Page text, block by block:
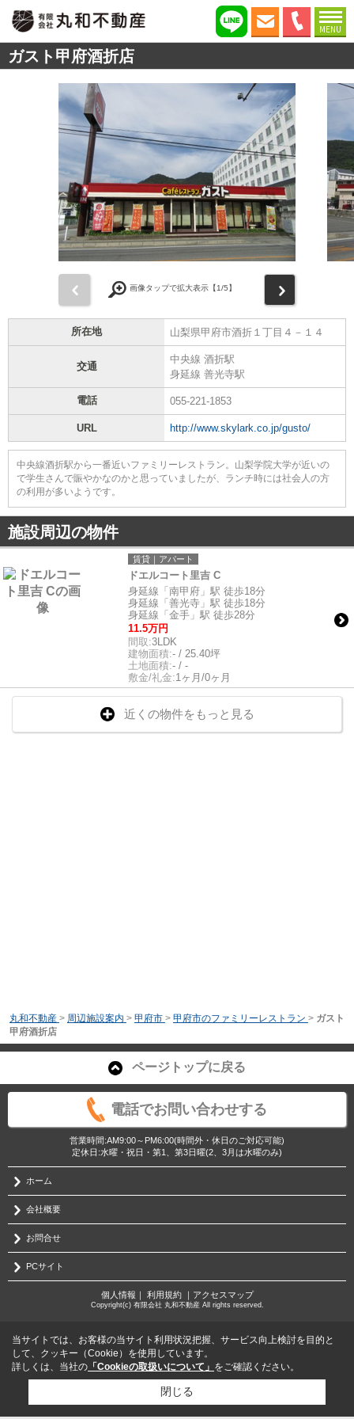
MENU
ガスト甲府酒折店
画像タップで拡大表示【1/5】
所在地 山梨県甲府市酒折１丁目４－１４
交通
中央線 酒折駅
身延線 善光寺駅
電話 055-221-1853
URL http://www.skylark.co.jp/gusto/
中央線酒折駅から一番近いファミリーレストラン。山梨学院大学が近いの
で学生さんで賑やかなのかと思っていましたが、ランチ時には社会人の方
の利用が多いようです。
施設周辺の物件
賃貸｜アパート
ドエルコート里吉 C
身延線「南甲府」駅 徒歩18分
身延線「善光寺」駅 徒歩18分
身延線「金手」駅 徒歩28分
11.5万円
間取:3LDK
建物面積:- / 25.40坪
土地面積:- / -
敷金/礼金:1ヶ月/0ヶ月
近くの物件をもっと見る
丸和不動産 > 周辺施設案内 > 甲府市 > 甲府市のファミリーレストラン > ガスト
甲府酒折店
ページトップに戻る
電話でお問い合わせする
営業時間:AM9:00～PM6:00(時間外・休日のご対応可能)
定休日:水曜・祝日・第1、第3日曜(2、3月は水曜のみ)
ホーム
会社概要
お問合せ
PCサイト
個人情報 ｜ 利用規約｜ アクセスマップ
Copyright(c) 有限会社 丸和不動産 All rights reserved.
当サイトでは、お客様の当サイト利用状況把握、サービス向上検討を目的と
して、クッキー（Cookie）を使用しています。
詳しくは、当社の 「Cookieの取扱いについて」 をご確認ください。
閉じる